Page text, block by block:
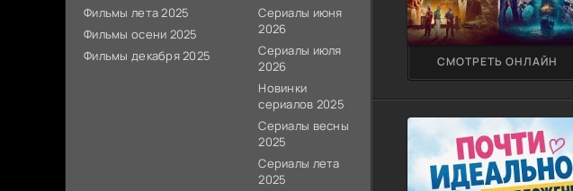
СМОТРЕТЬ ОНЛАЙН
Фильмы лета 2025
Фильмы осени 2025
Фильмы декабря 2025
Сериалы июня
2026
Сериалы июля
2026
Новинки
сериалов 2025
Сериалы весны
2025
Сериалы лета
2025